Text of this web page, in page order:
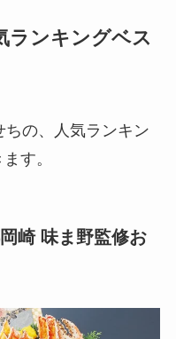
ランキングベス
ちの、人気ランキン
す。
崎 味ま野監修お